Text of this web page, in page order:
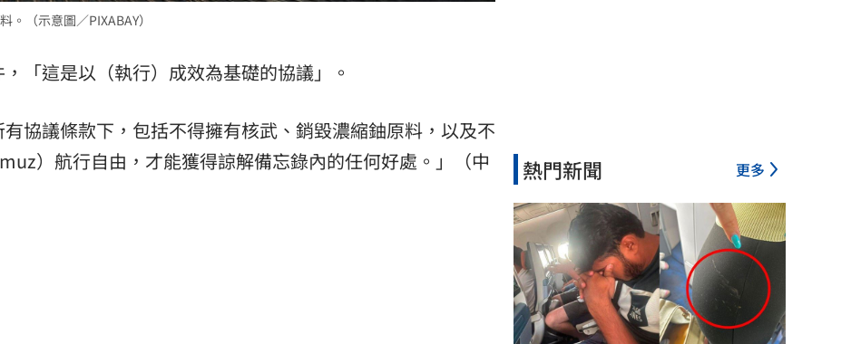
（示意圖／PIXABAY）
「這是以（執行）成效為基礎的協議」。
有協議條款下，包括不得擁有核武、銷毀濃縮鈾原料，以及不
）航行自由，才能獲得諒解備忘錄內的任何好處。」（中
熱門新聞 更多